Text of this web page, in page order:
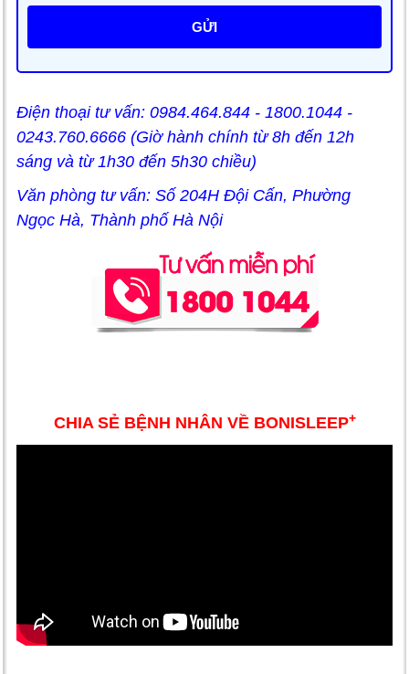
GỬI
Điện thoại tư vấn: 0984.464.844 - 1800.1044 -
0243.760.6666 (Giờ hành chính từ 8h đến 12h
sáng và từ 1h30 đến 5h30 chiều)
Văn phòng tư vấn: Số 204H Đội Cấn, Phường
Ngọc Hà, Thành phố Hà Nội
CHIA SẺ BỆNH NHÂN VỀ BONISLEEP+